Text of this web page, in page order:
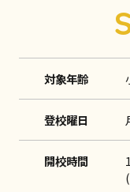
対象年齢
登校曜日
開校時間